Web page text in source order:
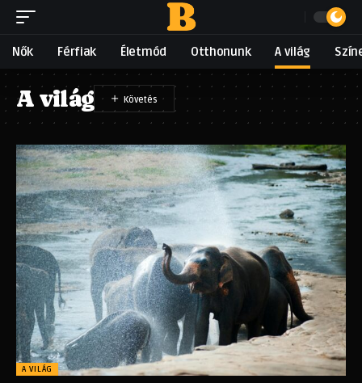
Nők Férfiak Életmód Otthonunk A világ
A világ
A VILÁG